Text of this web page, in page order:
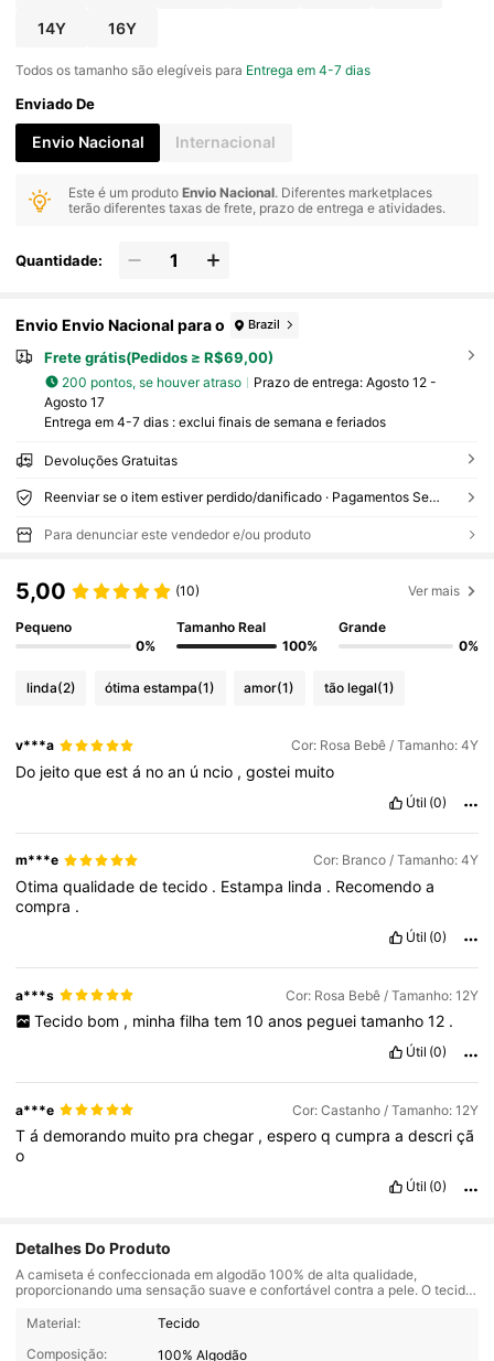
14Y 16Y
Todos os tamanho são elegíveis para Entrega em 4-7 dias
Enviado De
Envio Nacional Internacional
Este é um produtoEnvio Nacional. Diferentes marketplaces
terão diferentes taxas de frete, prazo de entrega e atividades.
Quantidade:
Envio Envio Nacional para o Brazil
Frete grátis(Pedidos ≥ R$69,00)
200 pontos, se houver atraso Prazo de entrega: Agosto 12 -
Agosto 17
Entrega em 4-7 dias : exclui finais de semana e feriados
Devoluções Gratuitas
Reenviar se o item estiver perdido/danificado · Pagamentos Seguros · Proteção de privacidade
Para denunciar este vendedor e/ou produto
5,00 (10) Ver mais
Pequeno
0%
Tamanho Real
100%
Grande
0%
linda(2) ótima estampa(1) amor(1) tão legal(1)
v***a Cor: Rosa Bebê / Tamanho: 4Y
Do jeitoqueestá noan ú ncio ,gostei muito
Útil (0)
m***e Cor: Branco / Tamanho: 4Y
Otimaqualidadedetecido . Estampa linda . Recomendoa
compra .
Útil (0)
a***s Cor: Rosa Bebê / Tamanho: 12Y
Tecido bom , minha filha tem 10 anos peguei tamanho 12 .
Útil (0)
a***e Cor: Castanho / Tamanho: 12Y
Tádemorando muito prachegar ,esperoqcumpraadescriçã
o
Útil (0)
Detalhes Do Produto
A camiseta é confeccionada em algodão 100% de alta qualidade,
proporcionando uma sensação suave e confortável contra a pele. O tecido
mesmo nas atividades mais agitadas. Com um design alegre e estampas
Disponível em uma variedade de cores vibrantes e estampas que incluem
Material:
Tecido
Composição:
100% Algodão